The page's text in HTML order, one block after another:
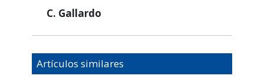
C. Gallardo
Artículos similares